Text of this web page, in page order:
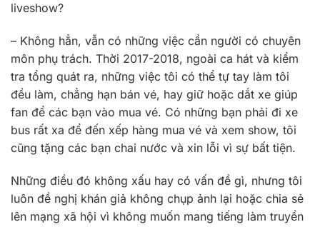
liveshow?
– Không hẳn, vẫn có những việc cần người có chuyên
môn phụ trách. Thời 2017-2018, ngoài ca hát và kiểm
tra tổng quát ra, những việc tôi có thể tự tay làm tôi
đều làm, chẳng hạn bán vé, hay giữ hoặc dắt xe giúp
fan để các bạn vào mua vé. Có những bạn phải đi xe
bus rất xa để đến xếp hàng mua vé và xem show, tôi
cũng tặng các bạn chai nước và xin lỗi vì sự bất tiện.
Những điều đó không xấu hay có vấn đề gì, nhưng tôi
luôn đề nghị khán giả không chụp ảnh lại hoặc chia sẻ
lên mạng xã hội vì không muốn mang tiếng làm truyền